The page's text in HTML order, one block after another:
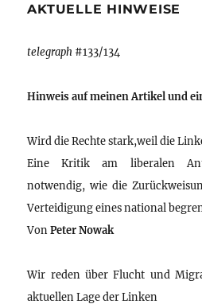
AKTUELLE HINWEISE
telegraph #133/134
Hinweis auf meinen Artikel und
Wird die Rechte stark,weil die
Eine Kritik am liberalen
notwendig, wie die
Verteidigung eines national
VonPeter Nowak
Wir reden über Flucht und
aktuellen Lage der Linken